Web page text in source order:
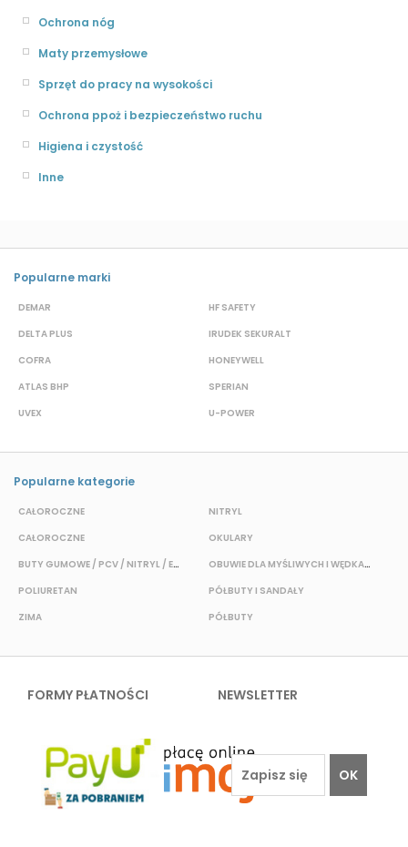
Ochrona nóg
Maty przemysłowe
Sprzęt do pracy na wysokości
Ochrona ppoż i bezpieczeństwo ruchu
Higiena i czystość
Inne
Popularne marki
DEMAR
DELTA PLUS
COFRA
ATLAS BHP
UVEX
HF SAFETY
IRUDEK SEKURALT
HONEYWELL
SPERIAN
U-POWER
Popularne kategorie
CAŁOROCZNE
CAŁOROCZNE
BUTY GUMOWE / PCV / NITRYL / EVA
POLIURETAN
ZIMA
NITRYL
OKULARY
OBUWIE DLA MYŚLIWYCH I WĘDKARZY
PÓŁBUTY I SANDAŁY
PÓŁBUTY
FORMY PŁATNOŚCI NEWSLETTER
OK